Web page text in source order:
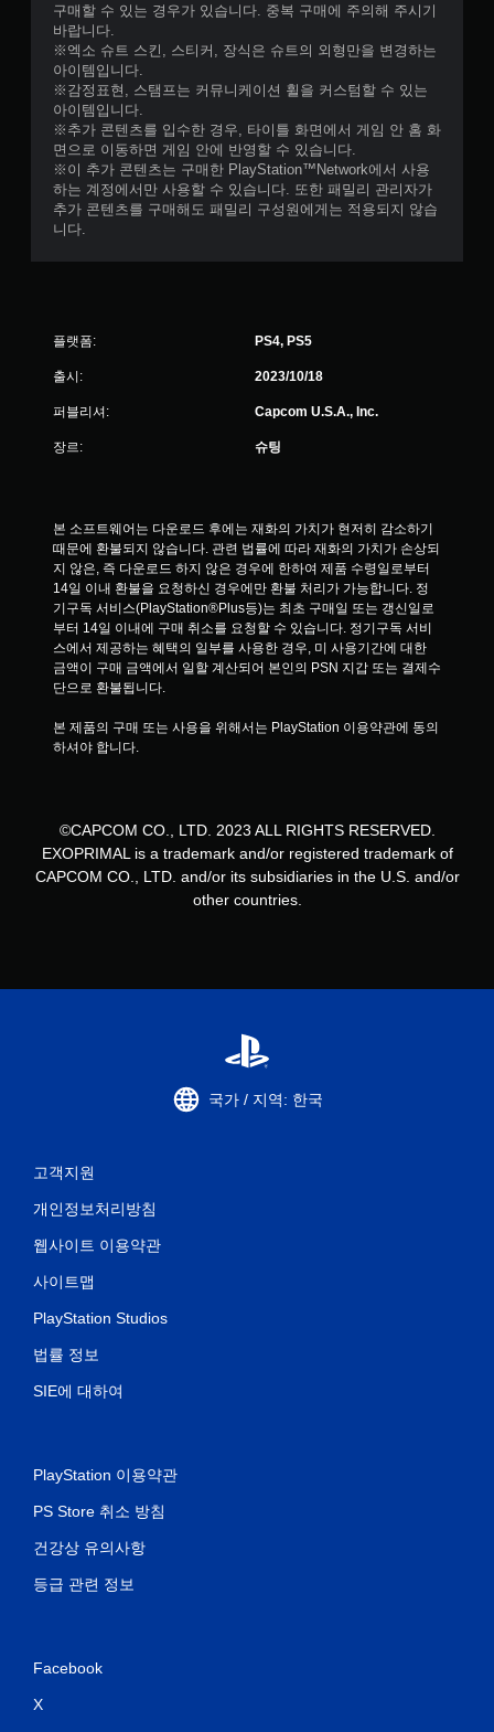
구매할 수 있는 경우가 있습니다. 중복 구매에 주의해 주시기
바랍니다.
※엑소 슈트 스킨, 스티커, 장식은 슈트의 외형만을 변경하는
아이템입니다.
※감정표현, 스탬프는 커뮤니케이션 휠을 커스텀할 수 있는
아이템입니다.
※추가 콘텐츠를 입수한 경우, 타이틀 화면에서 게임 안 홈 화
면으로 이동하면 게임 안에 반영할 수 있습니다.
※이 추가 콘텐츠는 구매한 PlayStation™Network에서 사용
하는 계정에서만 사용할 수 있습니다. 또한 패밀리 관리자가
추가 콘텐츠를 구매해도 패밀리 구성원에게는 적용되지 않습
니다.
플랫폼: PS4, PS5
출시: 2023/10/18
퍼블리셔: Capcom U.S.A., Inc.
장르: 슈팅
본 소프트웨어는 다운로드 후에는 재화의 가치가 현저히 감소하기
때문에 환불되지 않습니다. 관련 법률에 따라 재화의 가치가 손상되
지 않은, 즉 다운로드 하지 않은 경우에 한하여 제품 수령일로부터
14일 이내 환불을 요청하신 경우에만 환불 처리가 가능합니다. 정
기구독 서비스(PlayStation®Plus등)는 최초 구매일 또는 갱신일로
부터 14일 이내에 구매 취소를 요청할 수 있습니다. 정기구독 서비
스에서 제공하는 혜택의 일부를 사용한 경우, 미 사용기간에 대한
금액이 구매 금액에서 일할 계산되어 본인의 PSN 지갑 또는 결제수
단으로 환불됩니다.
본 제품의 구매 또는 사용을 위해서는 PlayStation 이용약관에 동의
하셔야 합니다.
©CAPCOM CO., LTD. 2023 ALL RIGHTS RESERVED.
EXOPRIMAL is a trademark and/or registered trademark of
CAPCOM CO., LTD. and/or its subsidiaries in the U.S. and/or
other countries.
국가 / 지역: 한국
고객지원
개인정보처리방침
웹사이트 이용약관
사이트맵
PlayStation Studios
법률 정보
SIE에 대하여
PlayStation 이용약관
PS Store 취소 방침
건강상 유의사항
등급 관련 정보
Facebook
X